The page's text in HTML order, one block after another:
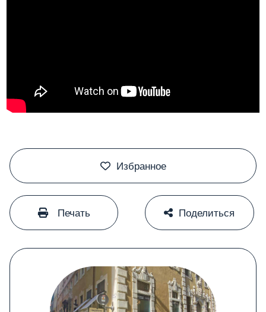
Избранное
Печать Поделиться